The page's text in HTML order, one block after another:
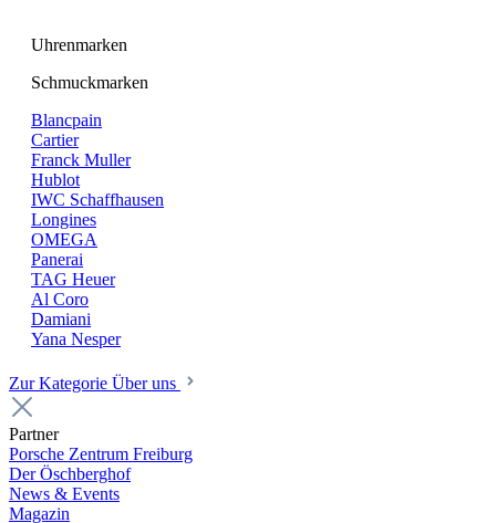
Uhrenmarken
Schmuckmarken
Blancpain
Cartier
Franck Muller
Hublot
IWC Schaffhausen
Longines
OMEGA
Panerai
TAG Heuer
Al Coro
Damiani
Yana Nesper
Zur Kategorie Über uns
Partner
Porsche Zentrum Freiburg
Der Öschberghof
News & Events
Magazin